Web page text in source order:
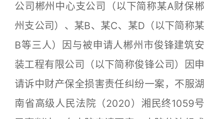
公司郴州中心支公司（以下简称某A财保郴
州支公司）、某B、某C、某D（以下简称某
B等三人）因与被申请人郴州市俊锋建筑安
装工程有限公司（以下简称俊锋公司）因申
请诉中财产保全损害责任纠纷一案，不服湖
南省高级人民法院（2020）湘民终1059号